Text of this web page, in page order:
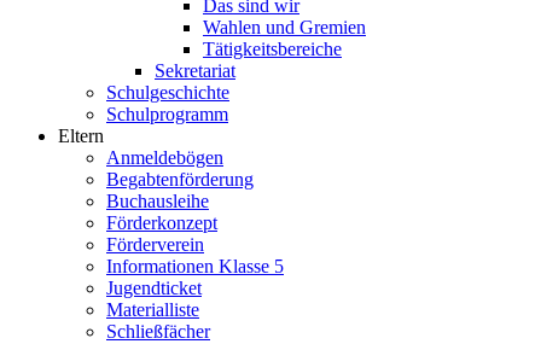
Das sind wir
Wahlen und Gremien
Tätigkeitsbereiche
Sekretariat
Schulgeschichte
Schulprogramm
Eltern
Anmeldebögen
Begabtenförderung
Buchausleihe
Förderkonzept
Förderverein
Informationen Klasse 5
Jugendticket
Materialliste
Schließfächer